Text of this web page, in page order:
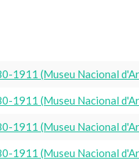
1911 (Museu Nacional
1911 (Museu Nacional
1911 (Museu Nacional
1911 (Museu Nacional